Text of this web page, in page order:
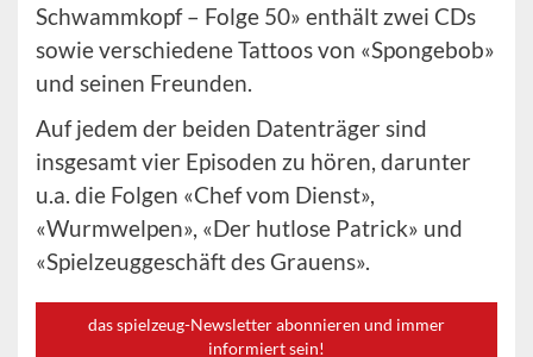
Schwammkopf – Folge 50» enthält zwei CDs
sowie verschiedene Tattoos von «Spongebob»
und seinen Freunden.
Auf jedem der beiden Datenträger sind
insgesamt vier Episoden zu hören, darunter
u.a. die Folgen «Chef vom Dienst»,
«Wurmwelpen», «Der hutlose Patrick» und
«Spielzeuggeschäft des Grauens».
das spielzeug-Newsletter abonnieren und immer
informiert sein!